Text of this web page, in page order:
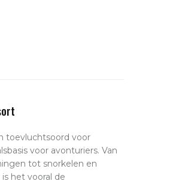
toevluchtsoord voor
voor avonturiers. Van
tot snorkelen en
het vooral de